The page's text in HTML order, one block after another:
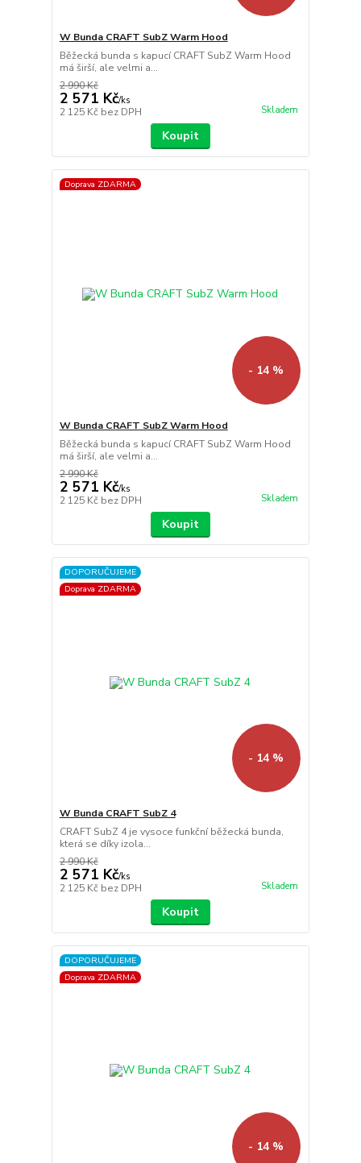
W Bunda CRAFT SubZ Warm Hood
Běžecká bunda s kapucí CRAFT SubZ Warm Hood
má širší, ale velmi a...
2 990 Kč
2 571 Kč/ks
2 125 Kč bez DPH Skladem
Koupit
Doprava ZDARMA
- 14 %
W Bunda CRAFT SubZ Warm Hood
Běžecká bunda s kapucí CRAFT SubZ Warm Hood
má širší, ale velmi a...
2 990 Kč
2 571 Kč/ks
2 125 Kč bez DPH Skladem
Koupit
DOPORUČUJEME
Doprava ZDARMA
- 14 %
W Bunda CRAFT SubZ 4
CRAFT SubZ 4 je vysoce funkční běžecká bunda,
která se díky izola...
2 990 Kč
2 571 Kč/ks
2 125 Kč bez DPH Skladem
Koupit
DOPORUČUJEME
Doprava ZDARMA
- 14 %